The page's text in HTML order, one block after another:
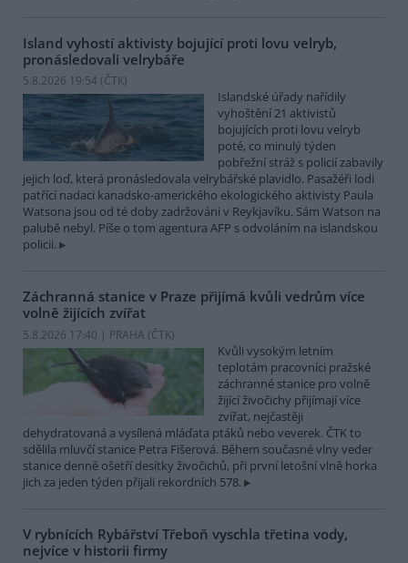
Island vyhostí aktivisty bojující proti lovu velryb,
pronásledovali velrybáře
5.8.2026 19:54 (ČTK)
Islandské úřady nařídily
vyhoštění 21 aktivistů
bojujících proti lovu velryb
poté, co minulý týden
pobřežní stráž s policií zabavily
jejich loď, která pronásledovala velrybářské plavidlo. Pasažéři lodi
patřící nadaci kanadsko-amerického ekologického aktivisty Paula
Watsona jsou od té doby zadržováni v Reykjavíku. Sám Watson na
palubě nebyl. Píše o tom agentura AFP s odvoláním na islandskou
policii.
Záchranná stanice v Praze přijímá kvůli vedrům více
volně žijících zvířat
5.8.2026 17:40 | PRAHA (ČTK)
Kvůli vysokým letním
teplotám pracovníci pražské
záchranné stanice pro volně
žijící živočichy přijímají více
zvířat, nejčastěji
dehydratovaná a vysílená mláďata ptáků nebo veverek. ČTK to
sdělila mluvčí stanice Petra Fišerová. Během současné vlny veder
stanice denně ošetří desítky živočichů, při první letošní vlně horka
jich za jeden týden přijali rekordních 578.
V rybnících Rybářství Třeboň vyschla třetina vody,
nejvíce v historii firmy